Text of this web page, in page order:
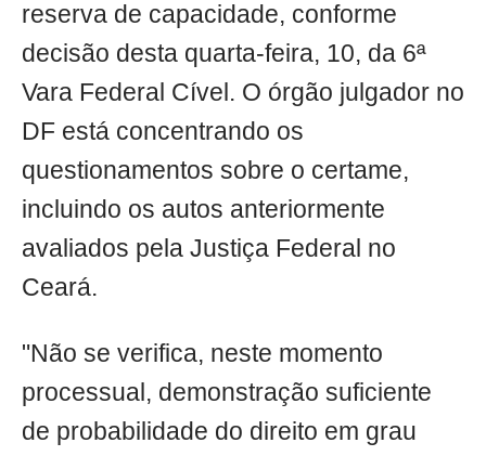
reserva de capacidade, conforme
decisão desta quarta-feira, 10, da 6ª
Vara Federal Cível. O órgão julgador no
DF está concentrando os
questionamentos sobre o certame,
incluindo os autos anteriormente
avaliados pela Justiça Federal no
Ceará.
"Não se verifica, neste momento
processual, demonstração suficiente
de probabilidade do direito em grau